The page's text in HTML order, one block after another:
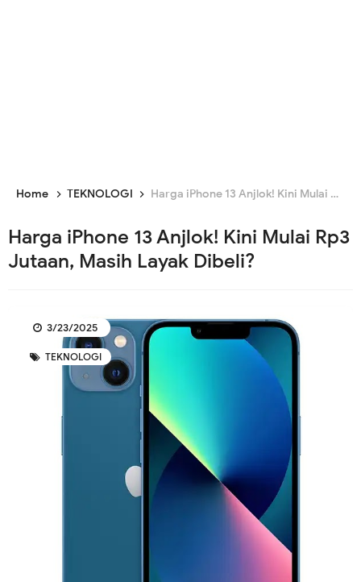
Home TEKNOLOGI Harga iPhone 13 Anjlok! Kini Mulai Rp3 Jutaan, Masih Layak Dibeli?
Harga iPhone 13 Anjlok! Kini Mulai Rp3
Jutaan, Masih Layak Dibeli?
TEKNOLOGI
3/23/2025